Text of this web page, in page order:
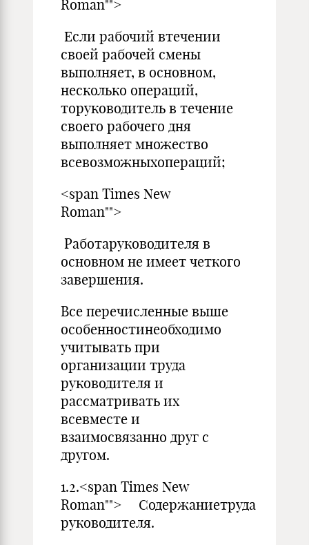
Roman"">
Если рабочий втечении
своей рабочей смены
выполняет, в основном,
несколько операций,
торуководитель в течение
своего рабочего дня
выполняет множество
всевозможныхопераций;
<span Times New
Roman"">
Работаруководителя в
основном не имеет четкого
завершения.
Все перечисленные выше
особенностинеобходимо
учитывать при
организации труда
руководителя и
рассматривать их
всевместе и
взаимосвязанно друг с
другом.
1.2.<span Times New
Roman""> Содержаниетруда
руководителя.